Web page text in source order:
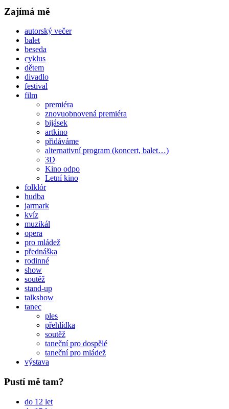
Zajímá mě
autorský večer
balet
beseda
cyklus
dětem
divadlo
festival
film
premiéra
znovuobnovená premiéra
bijásek
artkino
přidáváme
alternativní program (koncert, balet…)
3D
Kino odpo
Letní kino
folklór
hudba
jarmark
kvíz
muzikál
opera
pro mládež
přednáška
rodinné
show
soutěž
stand-up
talkshow
tanec
ples
přehlídka
soutěž
taneční pro dospělé
taneční pro mládež
výstava
Pustí mě tam?
do 12 let